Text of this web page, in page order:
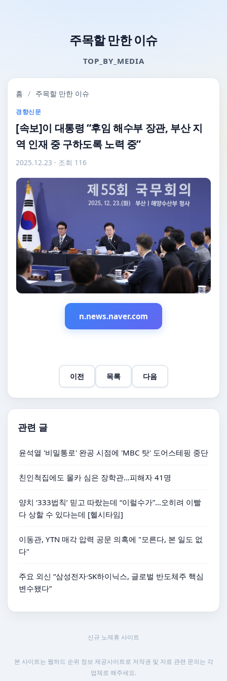
주목할 만한 이슈
TOP_BY_MEDIA
홈 / 주목할 만한 이슈
경향신문
[속보]이 대통령 “후임 해수부 장관, 부산 지
역 인재 중 구하도록 노력 중”
2025.12.23 · 조회 116
n.news.naver.com
이전 목록 다음
관련 글
윤석열 '비밀통로' 완공 시점에 'MBC 탓' 도어스테핑 중단
친인척집에도 몰카 심은 장학관…피해자 41명
양치 ‘333법칙’ 믿고 따랐는데 “이럴수가”…오히려 이빨
다 상할 수 있다는데 [헬시타임]
이동관, YTN 매각 압력 공문 의혹에 "모른다, 본 일도 없
다"
주요 외신 “삼성전자·SK하이닉스, 글로벌 반도체주 핵심
변수됐다”
신규 노제휴 사이트
본 사이트는 웹하드 순위 정보 제공사이트로 저작권 및 자료 관련 문의는 각
업체로 해주세요.